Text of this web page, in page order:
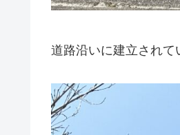
道路沿いに建立されて